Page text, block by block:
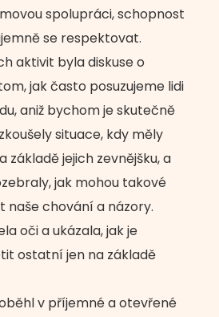
spolupráci, schopnost
se respektovat.
aktivit byla diskuse o
jak často posuzujeme lidi
aniž bychom je skutečně
situace, kdy měly
základě jejich zevnějšku, a
jak mohou takové
naše chování a názory.
oči a ukázala, jak je
ostatní jen na základě
v příjemné a otevřené